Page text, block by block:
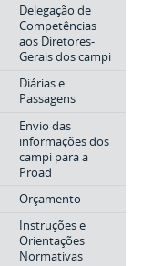
Delegação de
Competências
aos Diretores-
Gerais dos campi
Diárias e
Passagens
Envio das
informações dos
campi para a
Proad
Orçamento
Instruções e
Orientações
Normativas